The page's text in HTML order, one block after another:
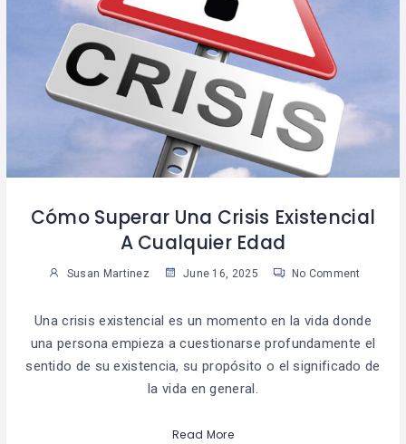
Cómo Superar Una Crisis Existencial
A Cualquier Edad
Susan Martinez June 16, 2025 No Comment
Una crisis existencial es un momento en la vida donde
una persona empieza a cuestionarse profundamente el
sentido de su existencia, su propósito o el significado de
la vida en general.
Read More